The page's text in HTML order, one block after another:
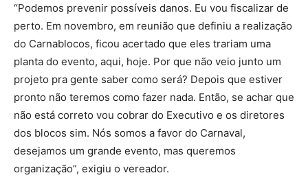
“Podemos prevenir possíveis danos. Eu vou fiscalizar de
perto. Em novembro, em reunião que definiu a realização
do Carnablocos, ficou acertado que eles trariam uma
planta do evento, aqui, hoje. Por que não veio junto um
projeto pra gente saber como será? Depois que estiver
pronto não teremos como fazer nada. Então, se achar que
não está correto vou cobrar do Executivo e os diretores
dos blocos sim. Nós somos a favor do Carnaval,
desejamos um grande evento, mas queremos
organização”, exigiu o vereador.